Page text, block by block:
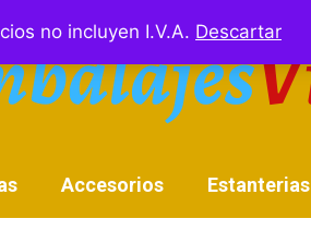
no incluyen I.V.A. Descartar
Accesorios Estanterias